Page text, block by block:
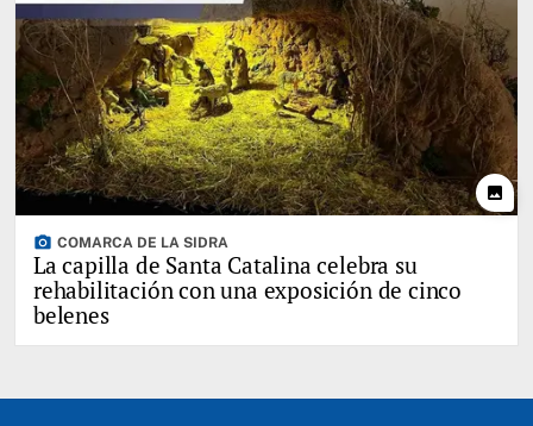
photo
photo_camera COMARCA DE LA SIDRA
La capilla de Santa Catalina celebra su
rehabilitación con una exposición de cinco
belenes